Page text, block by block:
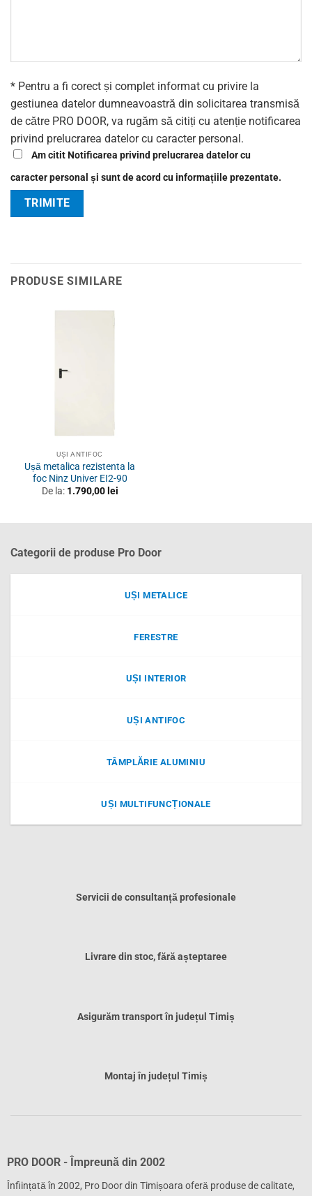
* Pentru a fi corect și complet informat cu privire la
gestiunea datelor dumneavoastră din solicitarea transmisă
de către PRO DOOR, va rugăm să citiți cu atenție notificarea
privind prelucrarea datelor cu caracter personal.
Am citit Notificarea privind prelucrarea datelor cu
caracter personal și sunt de acord cu informațiile prezentate.
PRODUSE SIMILARE
UȘI ANTIFOC
Ușă metalica rezistenta la
foc Ninz Univer EI2-90
De la: 1.790,00 lei
Categorii de produse Pro Door
UȘI METALICE
FERESTRE
UȘI INTERIOR
UȘI ANTIFOC
TÂMPLĂRIE ALUMINIU
UȘI MULTIFUNCȚIONALE
Servicii de consultanță profesionale
Livrare din stoc, fără așteptaree
Asigurăm transport în județul Timiș
Montaj în județul Timiș
PRO DOOR - Împreună din 2002
Înființată în 2002, Pro Door din Timișoara oferă produse de calitate,